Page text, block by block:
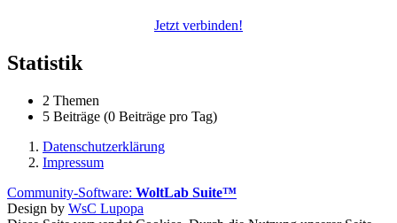
Jetzt verbinden!
Statistik
2 Themen
5 Beiträge (0 Beiträge pro Tag)
Datenschutzerklärung
Impressum
Community-Software: WoltLab Suite™
Design by WsC Lupopa